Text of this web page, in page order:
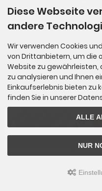
Hörbuch-Händler
Zahlungsmethoden
Diese Webseite
andere
Wir verwenden Cookies
von Drittanbietern, um die
Website zu gewährleisten,
zu analysieren und Ihnen
Einkaufserlebnis bieten zu
finden Sie in unserer
ALLE
NUR